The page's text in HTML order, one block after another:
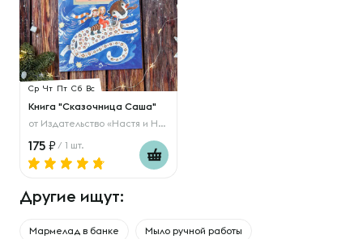
Ср Чт Пт Сб Вс
Книга "Сказочница Саша"
от Издательство «Настя и Никита»
175 / 1 шт.
Другие ищут:
Мармелад в банке Мыло ручной работы